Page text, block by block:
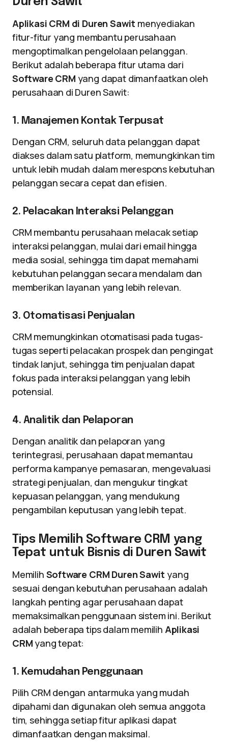
Aplikasi CRM di Duren Sawit menyediakan
fitur-fitur yang membantu perusahaan
mengoptimalkan pengelolaan pelanggan.
Berikut adalah beberapa fitur utama dari
Software CRM yang dapat dimanfaatkan oleh
perusahaan di Duren Sawit:
1. Manajemen Kontak Terpusat
Dengan CRM, seluruh data pelanggan dapat
diakses dalam satu platform, memungkinkan tim
untuk lebih mudah dalam merespons kebutuhan
pelanggan secara cepat dan efisien.
2. Pelacakan Interaksi Pelanggan
CRM membantu perusahaan melacak setiap
interaksi pelanggan, mulai dari email hingga
media sosial, sehingga tim dapat memahami
kebutuhan pelanggan secara mendalam dan
memberikan layanan yang lebih relevan.
3. Otomatisasi Penjualan
CRM memungkinkan otomatisasi pada tugas-
tugas seperti pelacakan prospek dan pengingat
tindak lanjut, sehingga tim penjualan dapat
fokus pada interaksi pelanggan yang lebih
potensial.
4. Analitik dan Pelaporan
Dengan analitik dan pelaporan yang
terintegrasi, perusahaan dapat memantau
performa kampanye pemasaran, mengevaluasi
strategi penjualan, dan mengukur tingkat
kepuasan pelanggan, yang mendukung
pengambilan keputusan yang lebih tepat.
Tips Memilih Software CRM yang
Tepat untuk Bisnis di Duren Sawit
Memilih Software CRM Duren Sawit yang
sesuai dengan kebutuhan perusahaan adalah
langkah penting agar perusahaan dapat
memaksimalkan penggunaan sistem ini. Berikut
adalah beberapa tips dalam memilih Aplikasi
CRM yang tepat:
1. Kemudahan Penggunaan
Pilih CRM dengan antarmuka yang mudah
dipahami dan digunakan oleh semua anggota
tim, sehingga setiap fitur aplikasi dapat
dimanfaatkan dengan maksimal.